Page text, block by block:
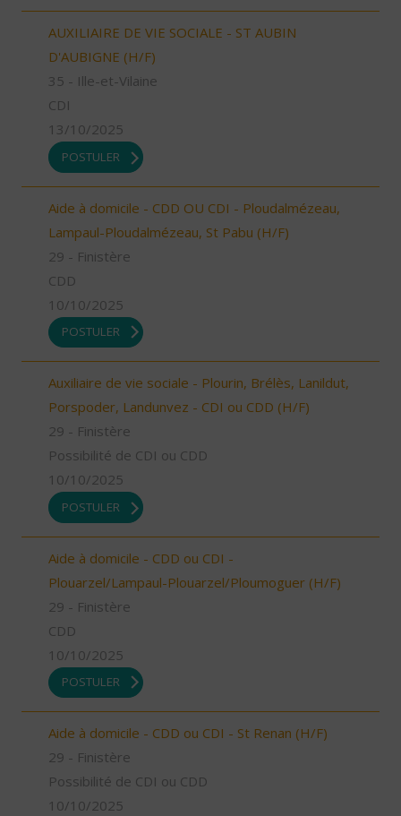
AUXILIAIRE DE VIE SOCIALE - ST AUBIN
D'AUBIGNE (H/F)
35 - Ille-et-Vilaine
CDI
13/10/2025
POSTULER
Aide à domicile - CDD OU CDI - Ploudalmézeau,
Lampaul-Ploudalmézeau, St Pabu (H/F)
29 - Finistère
CDD
10/10/2025
POSTULER
Auxiliaire de vie sociale - Plourin, Brélès, Lanildut,
Porspoder, Landunvez - CDI ou CDD (H/F)
29 - Finistère
Possibilité de CDI ou CDD
10/10/2025
POSTULER
Aide à domicile - CDD ou CDI -
Plouarzel/Lampaul-Plouarzel/Ploumoguer (H/F)
29 - Finistère
CDD
10/10/2025
POSTULER
Aide à domicile - CDD ou CDI - St Renan (H/F)
29 - Finistère
Possibilité de CDI ou CDD
10/10/2025